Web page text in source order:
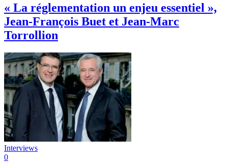
« La réglementation un enjeu essentiel »,
Jean-François Buet et Jean-Marc
Torrollion
Interviews
0